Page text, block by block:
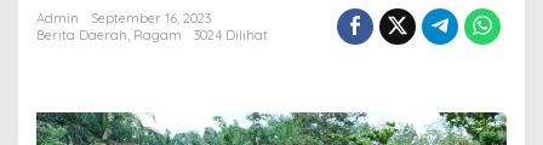
Pengolahan
Admin
September 16, 2023
Berita Daerah, Ragam 3024 Dilihat